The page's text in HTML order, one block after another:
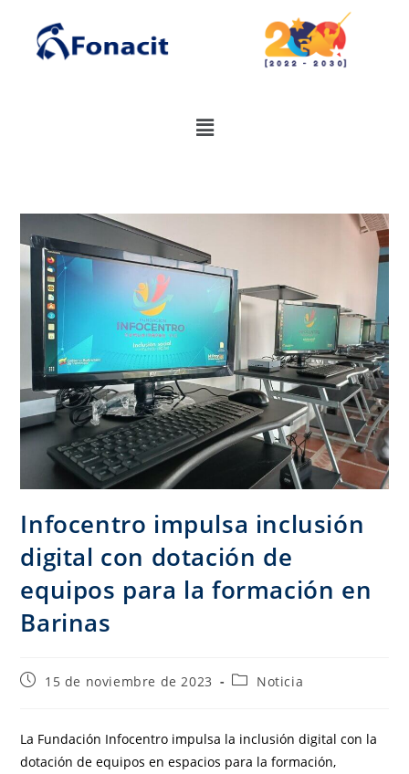
Infocentro impulsa inclusión
digital con dotación de
equipos para la formación en
Barinas
15 de noviembre de 2023 Noticia
La Fundación Infocentro impulsa la inclusión digital con la
dotación de equipos en espacios para la formación,